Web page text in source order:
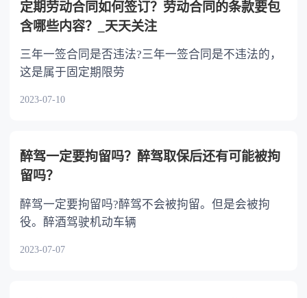
定期劳动合同如何签订？劳动合同的条款要包
含哪些内容？_天天关注
三年一签合同是否违法?三年一签合同是不违法的，
这是属于固定期限劳
2023-07-10
醉驾一定要拘留吗？醉驾取保后还有可能被拘
留吗？
醉驾一定要拘留吗?醉驾不会被拘留。但是会被拘
役。醉酒驾驶机动车辆
2023-07-07